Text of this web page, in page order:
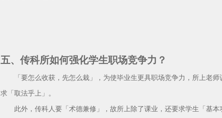
五、传科所如何强化学生职场竞争力？
「要怎么收获，先怎么栽」，为使毕业生更具职场竞争力，所上老师
求「取法乎上」。
此外，传科人要「术德兼修」，故所上除了课业，还要求学生「基本